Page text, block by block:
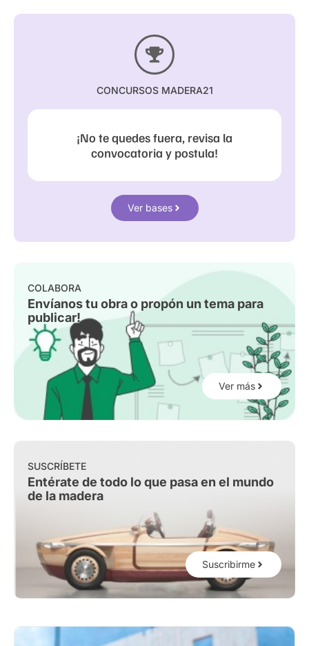
CONCURSOS MADERA21
¡No te quedes fuera, revisa la
convocatoria y postula!
Ver bases
COLABORA
Envíanos tu obra o propón un tema para
publicar!
Ver más
SUSCRÍBETE
Entérate de todo lo que pasa en el mundo
de la madera
Suscribirme